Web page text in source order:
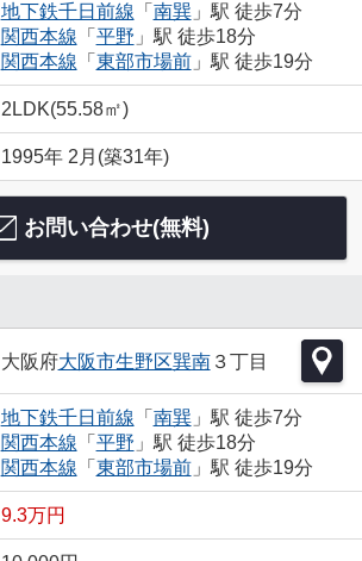
地下鉄千日前線 「 南巽」駅 徒歩7分
関西本線 「 平野 」駅 徒歩18分
関西本線 「 東部市場前」駅 徒歩19分
2LDK(55.58㎡)
1995年 2月(築31年)
お問い合わせ(無料)
大阪府大阪市生野区巽南３丁目
地下鉄千日前線 「 南巽」駅 徒歩7分
関西本線 「 平野 」駅 徒歩18分
関西本線 「 東部市場前」駅 徒歩19分
9.3万円